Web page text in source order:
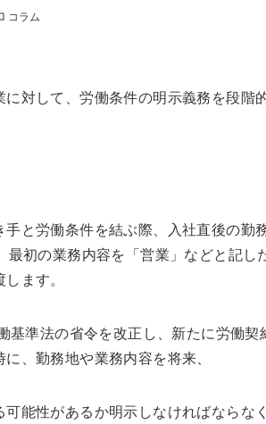
コラム
に対して、労働条件の明示義務を段階
手と労働条件を結ぶ際、入社直後の勤
最初の業務内容を「営業」などと記し
ます。
基準法の省令を改正し、新たに労働契
、勤務地や業務内容を将来、
可能性があるか明示しなければならな